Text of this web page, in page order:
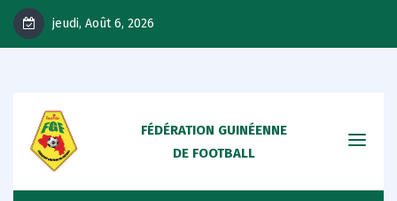
jeudi, Août 6, 2026
FÉDÉRATION GUINÉENNE
DE FOOTBALL